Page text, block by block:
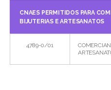
CNAES PERMITIDOS PARA
BIJUTERIAS E ARTESANATOS
4789-0/01